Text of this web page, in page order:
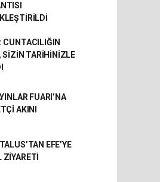
CUNTACILIĞIN
SİZİN TARİHİNİZLE
FUARI’NA
AKINI
EFE’YE
ZİYARETİ